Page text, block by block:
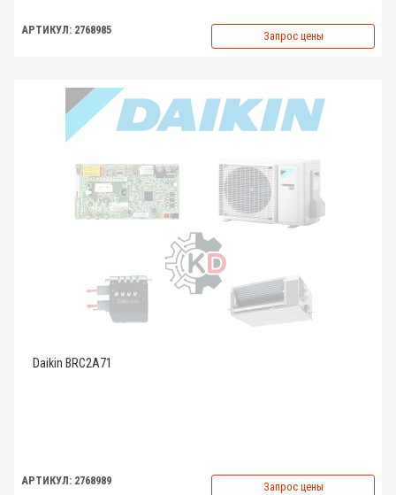
АРТИКУЛ: 2768985 Запрос цены
Daikin BRC2A71
АРТИКУЛ: 2768989 Запрос цены